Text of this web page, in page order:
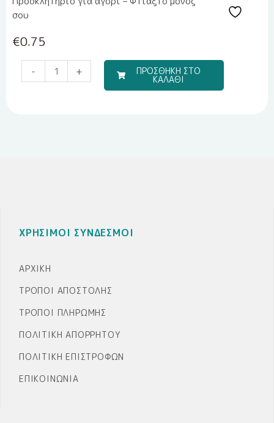
σου
€0.75
-
Μπομπονιέρα
Υγρής
+ ΠΡΟΣΘΗΚΗ ΣΤΟ
ΚΑΛΑΘΙ
ΧΡΗΣΙΜΟΙ ΣΥΝΔΕΣΜΟΙ
ΑΡΧΙΚΉ
ΤΡΌΠΟΙ ΑΠΟΣΤΟΛΉΣ
ΤΡΌΠΟΙ ΠΛΗΡΩΜΉΣ
ΠΟΛΙΤΙΚΉ ΑΠΟΡΡΉΤΟΥ
ΠΟΛΙΤΙΚΉ ΕΠΙΣΤΡΟΦΏΝ
ΕΠΙΚΟΙΝΩΝΊΑ